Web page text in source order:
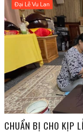
Đại Lễ Vu Lan
CHUẨN BỊ CHO KỊP